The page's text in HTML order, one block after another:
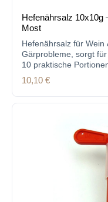
Hefenährsalz 10x10g
Most
Hefenährsalz für Wein
Gärprobleme, sorgt
10 praktische
Regulärer Preis:
10,10 €